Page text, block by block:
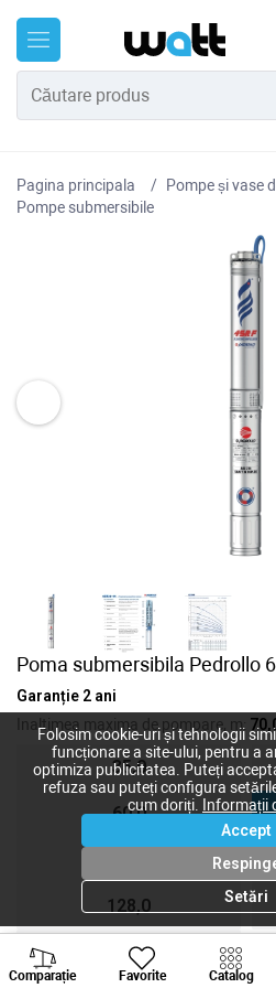
Pagina principala
Pompe și vase
Pompe submersibile
Poma submersibila Pedrollo
Garanție 2 ani
Inaltimea maxima de pompare, m:
35,0
60,0
128,0
186,0
Comparație Favorite Catalog
Folosim cookie-uri și tehnologii
funcționare a site-ului, pentru a
optimiza publicitatea. Puteți
refuza sau puteți configura
cum doriți.
Informații
Accept
Setări